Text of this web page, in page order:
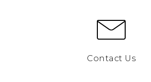
Contact Us